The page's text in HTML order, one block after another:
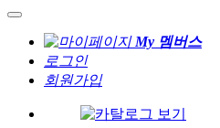
My 멤버스
로그인
회원가입